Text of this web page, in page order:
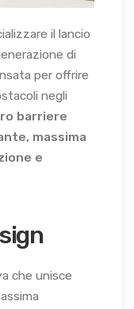
il lancio
di
per offrire
negli
barriere
massima
e
che unisce